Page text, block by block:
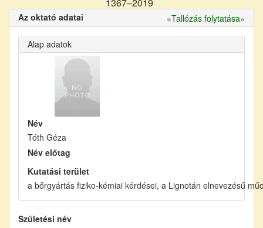
Az oktató adatai «Tallózás folytatása»
Alap adatok
Név
Tóth Géza
Név előtag
Kutatási terület
a bőrgyártás fiziko-kémiai kérdései, a Lignotán elnevezésű
Születési név